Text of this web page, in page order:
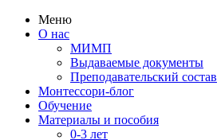
Меню
О нас
МИМП
Выдаваемые документы
Преподавательский состав
Монтессори-блог
Обучение
Материалы и пособия
0-3 лет